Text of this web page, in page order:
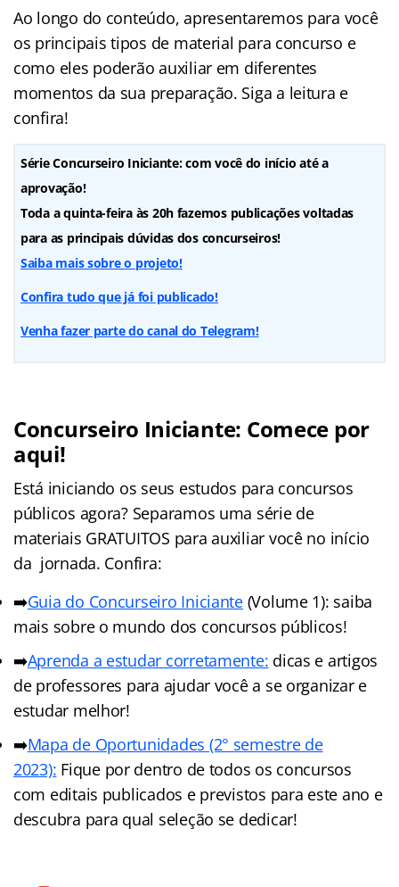
Ao longo do conteúdo, apresentaremos para você
os principais tipos de material para concurso e
como eles poderão auxiliar em diferentes
momentos da sua preparação. Siga a leitura e
confira!
Série Concurseiro Iniciante: com você do início até a
aprovação!
Toda a quinta-feira às 20h fazemos publicações voltadas
para as principais dúvidas dos concurseiros!
Saiba mais sobre o projeto!
Confira tudo que já foi publicado!
Venha fazer parte do canal do Telegram!
Concurseiro Iniciante: Comece por
aqui!
Está iniciando os seus estudos para concursos
públicos agora? Separamos uma série de
materiais GRATUITOS para auxiliar você no início
da jornada. Confira:
➡️Guia do Concurseiro Iniciante(Volume 1): saiba
mais sobre o mundo dos concursos públicos!
➡️Aprenda a estudar corretamente: dicas e artigos
de professores para ajudar você a se organizar e
estudar melhor!
➡️Mapa de Oportunidades (2° semestre de
2023): Fique por dentro de todos os concursos
com editais publicados e previstos para este ano e
descubra para qual seleção se dedicar!